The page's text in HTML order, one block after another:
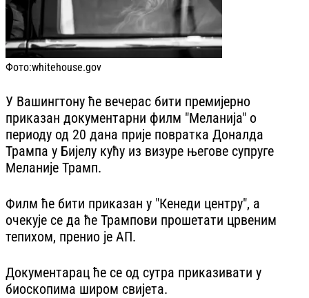
Фото:whitehouse.gov
У Вашингтону ће вечерас бити премијерно
приказан документарни филм "Меланија" о
периоду од 20 дана прије повратка Доналда
Трампа у Бијелу кућу из визуре његове супруге
Меланије Трамп.
Филм ће бити приказан у "Кенеди центру", а
очекује се да ће Трампови прошетати црвеним
тепихом, пренио је АП.
Документарац ће се од сутра приказивати у
биоскопима широм свијета.